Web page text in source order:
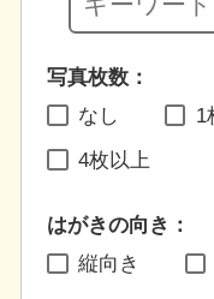
写真枚数：
なし
1
4枚以上
はがきの向き：
縦向き